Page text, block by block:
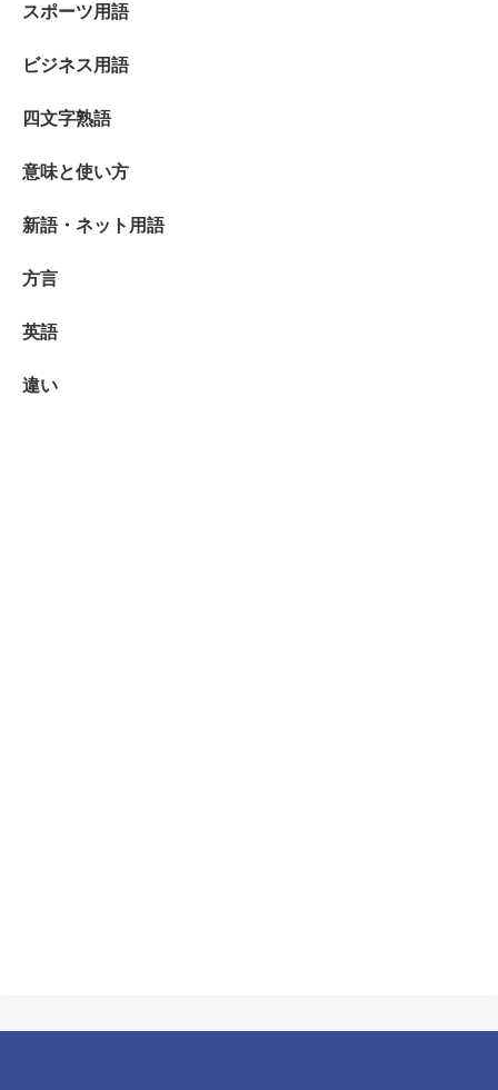
スポーツ用語
ビジネス用語
四文字熟語
意味と使い方
新語・ネット用語
方言
英語
違い